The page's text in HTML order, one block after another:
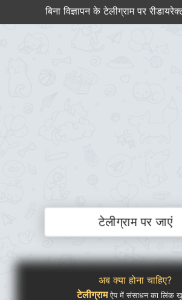
बिना विज्ञापन के टेलीग्राम पर
टेलीग्राम पर जाएं
अब क्या होना चाहिए?
टेलीग्रामऐप में संसाधन का लिंक